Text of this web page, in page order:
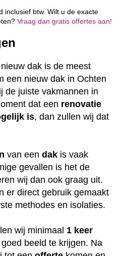
inclusief btw. Wilt u de exacte
Vraag dan gratis offertes aan!
dak is de meest
een nieuw dak in Ochten
de juiste vakmannen in
dat een renovatie
is, dan zullen wij dat
van een dak is vaak
gevallen is het de
wij dan ook graag uit.
er direct gebruik gemaakt
methodes en isolaties.
wij minimaal 1 keer
beeld te krijgen. Na